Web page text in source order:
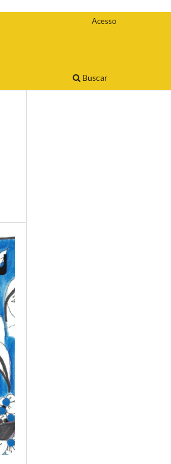
Buscar
Acesso